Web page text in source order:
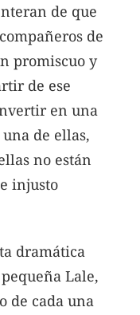
de que
de
promiscuo y
de ese
en una
de ellas,
no están
injusto
dramática
Lale,
de cada una